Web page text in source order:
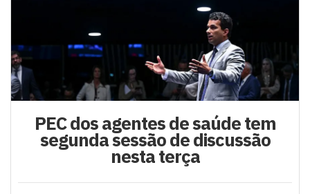
PEC dos agentes de saúde tem
segunda sessão de discussão
nesta terça